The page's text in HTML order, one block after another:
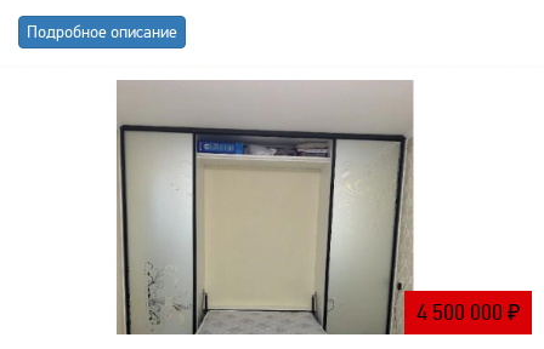
Подробное описание
4 500 000 ₽